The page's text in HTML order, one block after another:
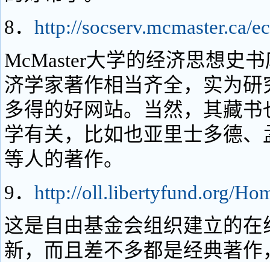
8． http://socserv.mcmaster.ca/
McMaster大学的经济思想史
济学家著作相当齐全，实为
多得的好网站。当然，其藏
学有关，比如也亚里士多德
等人的著作。
9． http://oll.libertyfund.org/
这是自由基金会组织建立的
新，而且差不多都是经典著